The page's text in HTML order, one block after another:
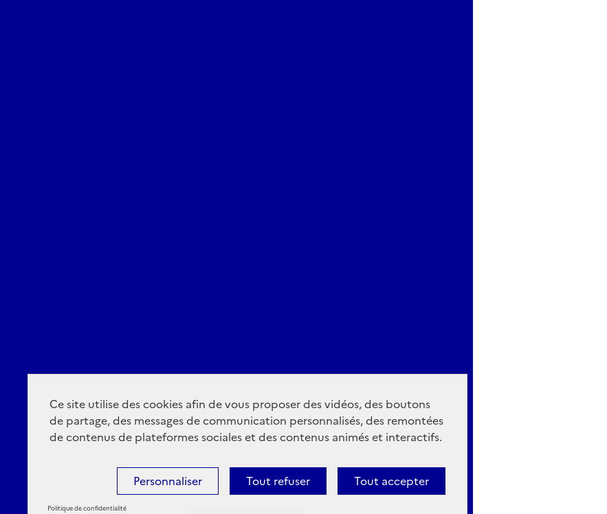
Ce site utilise des cookies afin de vous proposer des vidéos, des boutons
de partage, des messages de communication personnalisés, des remontées
de contenus de plateformes sociales et des contenus animés et interactifs.
Tout accepter
Tout refuser
Personnaliser
Politique de confidentialité